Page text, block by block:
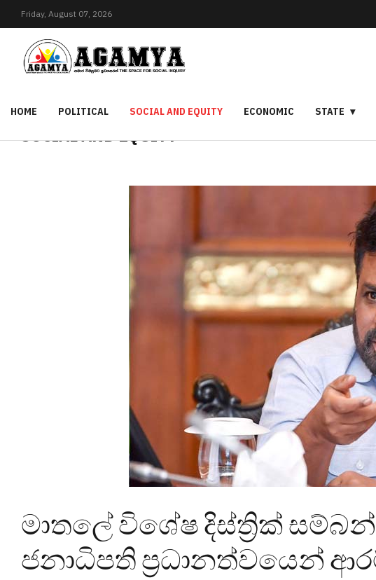
Friday, August 07, 2026
HOME POLITICAL SOCIAL AND EQUITY ECONOMIC STATE
SOCIAL AND EQUITY
මාතලේ විශේෂ දිස්ත්‍රික්
ජනාධිපති ප්‍රධානත්වයෙන්